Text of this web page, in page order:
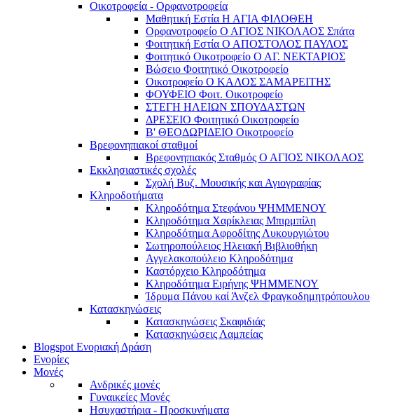
Οικοτροφεία - Ορφανοτροφεία
Μαθητική Εστία Η ΑΓΙΑ ΦΙΛΟΘΕΗ
Ορφανοτροφείο Ο ΑΓΙΟΣ ΝΙΚΟΛΑΟΣ Σπάτα
Φοιτητική Εστία Ο ΑΠΟΣΤΟΛΟΣ ΠΑΥΛΟΣ
Φοιτητικό Οικοτροφείο Ο ΑΓ. ΝΕΚΤΑΡΙΟΣ
Βώσειο Φοιτητικό Οικοτροφείο
Οικοτροφείο Ο ΚΑΛΟΣ ΣΑΜΑΡΕΙΤΗΣ
ΦΟΥΦΕΙΟ Φοιτ. Οικοτροφείο
ΣΤΕΓΗ ΗΛΕΙΩΝ ΣΠΟΥΔΑΣΤΩΝ
ΔΡΕΣΕΙΟ Φοιτητικό Οικοτροφείο
Β' ΘΕΟΔΩΡΙΔΕΙΟ Οικοτροφείο
Βρεφονηπιακοί σταθμοί
Βρεφονηπιακός Σταθμός Ο ΑΓΙΟΣ ΝΙΚΟΛΑΟΣ
Εκκλησιαστικές σχολές
Σχολή Βυζ. Μουσικής και Αγιογραφίας
Κληροδοτήματα
Κληροδότημα Στεφάνου ΨΗΜΜΕΝΟΥ
Κληροδότημα Χαρίκλειας Μπιρμπίλη
Κληροδότημα Αφροδίτης Λυκουργιώτου
Σωτηροπούλειος Ηλειακή Βιβλιοθήκη
Αγγελακοπούλειο Κληροδότημα
Καστόρχειο Κληροδότημα
Κληροδότημα Ειρήνης ΨΗΜΜΕΝΟΥ
Ίδρυμα Πάνου καί Άνζελ Φραγκοδημητρόπουλου
Κατασκηνώσεις
Κατασκηνώσεις Σκαφιδιάς
Κατασκηνώσεις Λαμπείας
Blogspot Ενοριακή Δράση
Ενορίες
Μονές
Ανδρικές μονές
Γυναικείες Μονές
Ησυχαστήρια - Προσκυνήματα